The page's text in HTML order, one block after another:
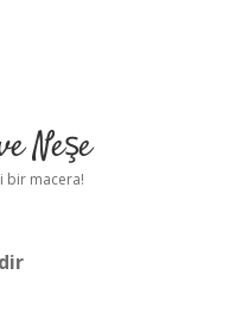
Neşe
bir macera!